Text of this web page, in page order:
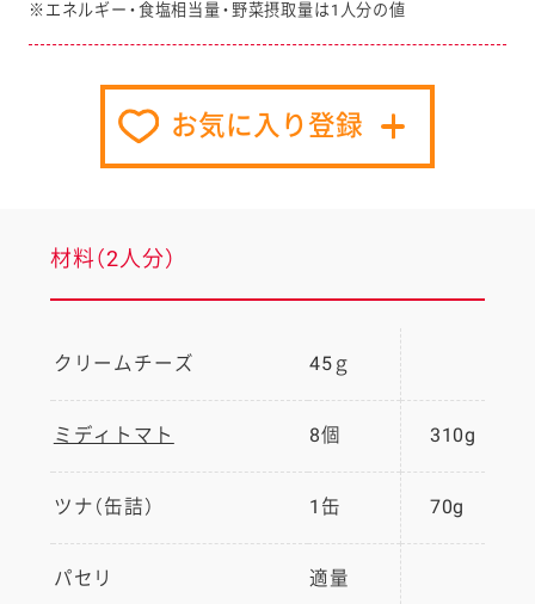
※エネルギー・食塩相当量・野菜摂取量は1人分の値
お気に入り登録
材料（2人分）
クリームチーズ 45ｇ
ミディトマト 8個 310g
ツナ（缶詰） 1缶 70g
パセリ 適量